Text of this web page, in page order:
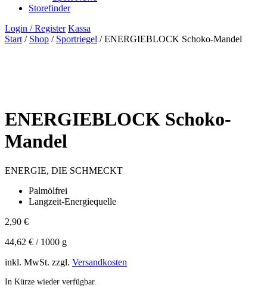
Storefinder
Login / Register Kassa
Start / Shop / Sportriegel / ENERGIEBLOCK Schoko-Mandel
ENERGIEBLOCK Schoko-
Mandel
ENERGIE, DIE SCHMECKT
Palmölfrei
Langzeit-Energiequelle
2,90 €
44,62 € / 1000 g
inkl. MwSt. zzgl. Versandkosten
In Kürze wieder verfügbar.